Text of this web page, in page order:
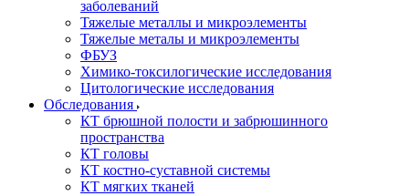
заболеваний
Тяжелые металлы и микроэлементы
Тяжелые металы и микроэлементы
ФБУЗ
Химико-токсилогические исследования
Цитологические исследования
Обследования
КТ брюшной полости и забрюшинного
пространства
КТ головы
КТ костно-суставной системы
КТ мягких тканей